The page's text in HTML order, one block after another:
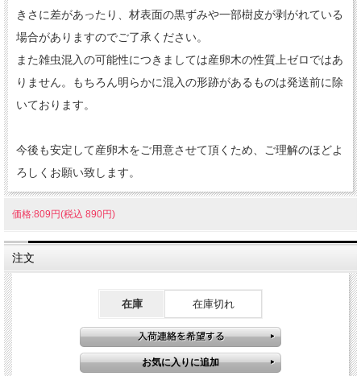
きさに差があったり、材表面の黒ずみや一部樹皮が剥がれている
場合がありますのでご了承ください。
また雑虫混入の可能性につきましては産卵木の性質上ゼロではあ
りません。もちろん明らかに混入の形跡があるものは発送前に除
いております。
今後も安定して産卵木をご用意させて頂くため、ご理解のほどよ
ろしくお願い致します。
価格:809円(税込 890円)
注文
在庫 在庫切れ